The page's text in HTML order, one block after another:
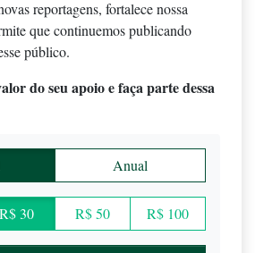
reportagens, fortalece nossa
que continuemos publicando
público.
do seu apoio e faça parte dessa
Anual
R$ 30 R$ 50 R$ 100